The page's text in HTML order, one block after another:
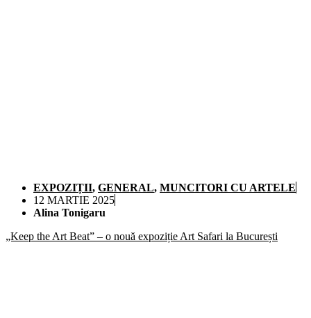
EXPOZIȚII, GENERAL, MUNCITORI CU ARTELE
12 MARTIE 2025
Alina Tonigaru
„Keep the Art Beat” – o nouă expoziție Art Safari la București